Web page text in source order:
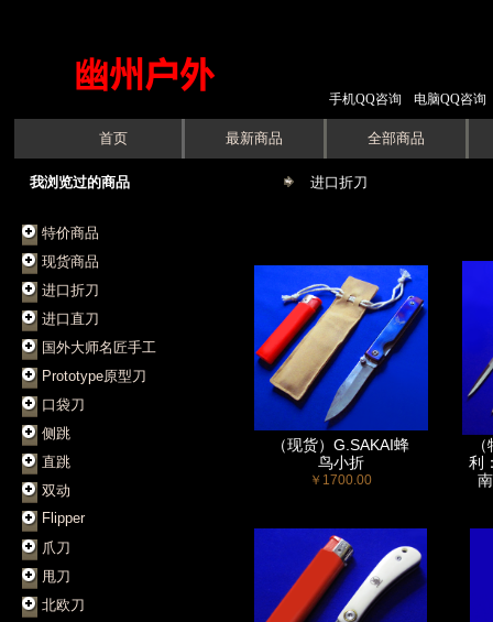
手机QQ咨询 电脑QQ咨询
首页 最新商品 全部商品
我浏览过的商品
特价商品
现货商品
进口折刀
进口直刀
国外大师名匠手工
Prototype原型刀
口袋刀
侧跳
直跳
双动
Flipper
爪刀
甩刀
北欧刀
进口折刀
（现货）G.SAKAI蜂
鸟小折
￥1700.00
利